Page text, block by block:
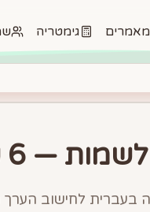
מאמרים גימטריה
שיטות חישוב
בעברית לחישוב הערך